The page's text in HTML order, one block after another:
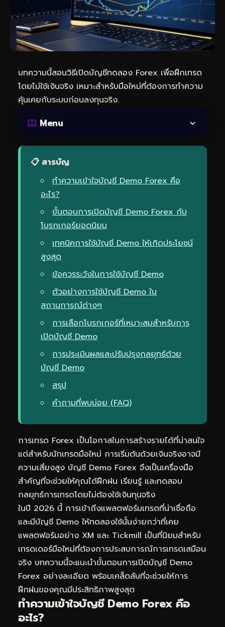
บทความนี้สอนวิธีเปิดบัญชีทดลอง Forex เพื่อฝึกเทรด
โดยไม่ใช้เงินจริง เหมาะสำหรับมือใหม่ที่ต้องการทำความ
คุ้นเคยกับระบบก่อนลงทุนจริง.
Menu
📋 สารบัญ
ทำความเข้าใจบัญชี Demo Forex คือ
อะไร?
ขั้นตอนการเปิดบัญชี Demo Forex กับ
โบรกเกอร์ยอดนิยม
เทคนิคการใช้บัญชี Demo ให้เกิดประโยชน์
สูงสุด
ข้อควรระวังในการใช้บัญชี Demo
ตัวอย่างการใช้บัญชี Demo ใน
สถานการณ์ต่างๆ
การเลือกโบรกเกอร์ที่เหมาะสมสำหรับการ
เปิดบัญชี Demo
การประเมินผลและปรับปรุงกลยุทธ์ด้วย
บัญชี Demo
สรุป
คำถามที่พบบ่อย (FAQ)
การเทรด Forex เป็นโอกาสในการสร้างรายได้ที่น่าสนใจ
แต่สำหรับนักเทรดมือใหม่ การเริ่มต้นด้วยเงินจริงอาจมี
ความเสี่ยงสูง บัญชี Demo Forex จึงเป็นเครื่องมือ
สำคัญที่จะช่วยให้คุณได้ฝึกฝน เรียนรู้ และทดสอบ
กลยุทธ์การเทรดโดยไม่ต้องใช้เงินทุนจริง
ในปี 2026 นี้ การเข้าถึงแพลตฟอร์มเทรดที่น่าเชื่อถือ
และมีบัญชี Demo ให้ทดลองใช้นั้นง่ายกว่าที่เคย
แพลตฟอร์มอย่าง XM และ Tickmill เป็นที่นิยมสำหรับ
เทรดเดอร์มือใหม่ที่ต้องการประสบการณ์การเทรดเสมือน
จริง บทความนี้จะแนะนำขั้นตอนการเปิดบัญชี Demo
Forex อย่างละเอียด พร้อมเคล็ดลับที่จะช่วยให้การ
ฝึกฝนของคุณมีประสิทธิภาพสูงสุด
ทำความเข้าใจบัญชี Demo Forex คือ
อะไร?